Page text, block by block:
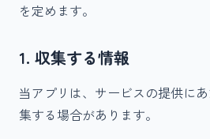
を定めます。
1. 収集する情報
当アプリは、サービスの提供に
集する場合があります。